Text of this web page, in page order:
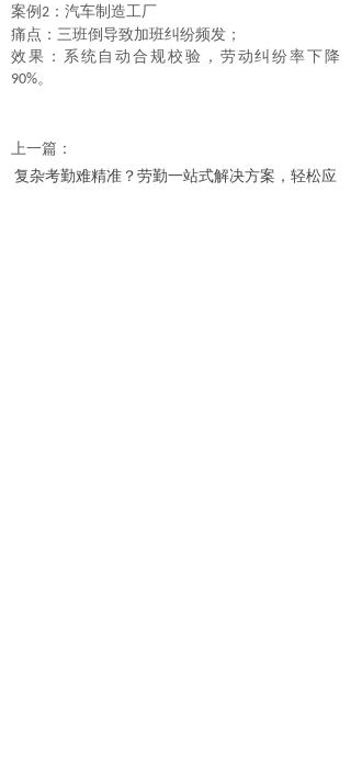
案例 2 ：汽车制造工厂
痛点：三班倒导致加班纠纷频发；
效果：系统自动合规校验，劳动纠纷率下降
90%。
上一篇：
复杂考勤难精准？劳勤一站式解决方案，轻松应